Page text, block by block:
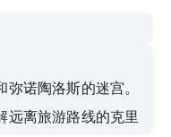
诺陶洛斯的迷宫。
远离旅游路线的克里